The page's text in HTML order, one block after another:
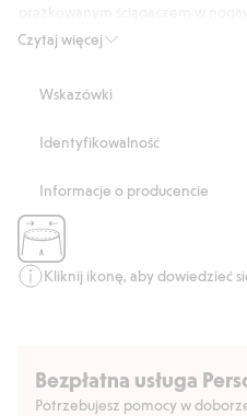
Czytaj więcej
sznureczki w pasie w rozmiarach
wygodne dopasowanie i
Numer artykułu:500439
Wskazówki
Identyfikowalność
Informacje o producencie
Kliknij ikonę, aby dowiedzieć
Bezpłatna usługa
Potrzebujesz pomocy w